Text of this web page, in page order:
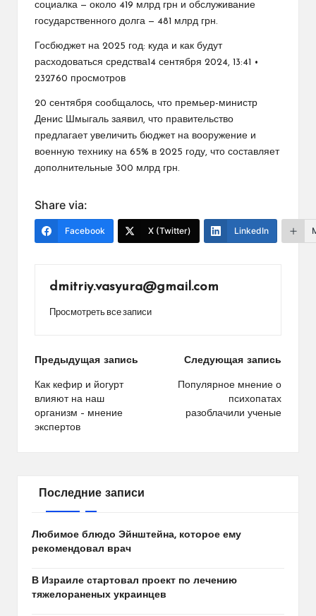
социалка — около 419 млрд грн и обслуживание
государственного долга — 481 млрд грн.
Госбюджет на 2025 год: куда и как будут
расходоваться средства14 сентября 2024, 13:41 •
232760 просмотров
20 сентября сообщалось, что премьер-министр
Денис Шмыгаль заявил, что правительство
предлагает увеличить бюджет на вооружение и
военную технику на 65% в 2025 году, что составляет
дополнительные 300 млрд грн.
Share via:
Facebook X (Twitter) LinkedIn
dmitriy.vasyura@gmail.com
Просмотреть все записи
Навигация
по
записям
Предыдущая запись
Как кефир и йогурт
влияют на наш
организм – мнение
экспертов
Следующая запись
Популярное мнение о
психопатах
разоблачили ученые
Последние записи
Любимое блюдо Эйнштейна, которое ему
рекомендовал врач
В Израиле стартовал проект по лечению
тяжелораненых украинцев